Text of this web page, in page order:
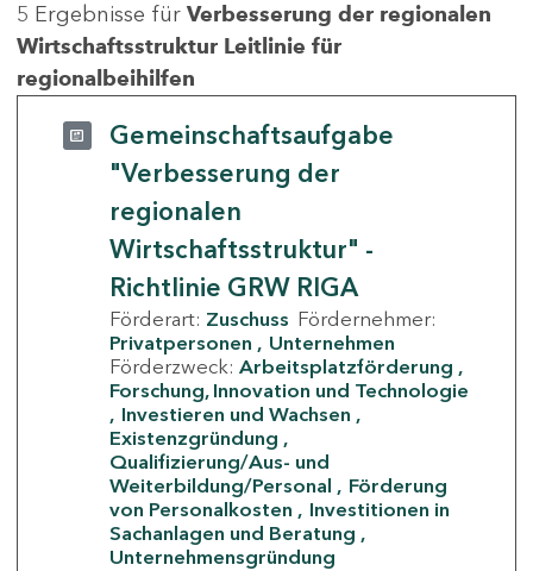
5 Ergebnisse für Verbesserung der regionalen
Wirtschaftsstruktur Leitlinie für
regionalbeihilfen
Gemeinschaftsaufgabe
"Verbesserung der
regionalen
Wirtschaftsstruktur" -
Richtlinie GRW RIGA
Förderart: Zuschuss Fördernehmer:
Privatpersonen
Unternehmen
Förderzweck: Arbeitsplatzförderung
Forschung, Innovation und Technologie
Investieren und Wachsen
Existenzgründung
Qualifizierung/Aus- und
Weiterbildung/Personal
Förderung
von Personalkosten
Investitionen in
Sachanlagen und Beratung
Unternehmensgründung